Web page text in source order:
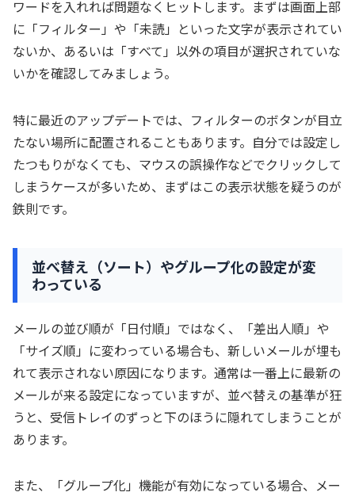
ワードを入れれば問題なくヒットします。まずは画面上部
に「フィルター」や「未読」といった文字が表示されてい
ないか、あるいは「すべて」以外の項目が選択されていな
いかを確認してみましょう。
特に最近のアップデートでは、フィルターのボタンが目立
たない場所に配置されることもあります。自分では設定し
たつもりがなくても、マウスの誤操作などでクリックして
しまうケースが多いため、まずはこの表示状態を疑うのが
鉄則です。
並べ替え（ソート）やグループ化の設定が変
わっている
メールの並び順が「日付順」ではなく、「差出人順」や
「サイズ順」に変わっている場合も、新しいメールが埋も
れて表示されない原因になります。通常は一番上に最新の
メールが来る設定になっていますが、並べ替えの基準が狂
うと、受信トレイのずっと下のほうに隠れてしまうことが
あります。
また、「グループ化」機能が有効になっている場合、メー